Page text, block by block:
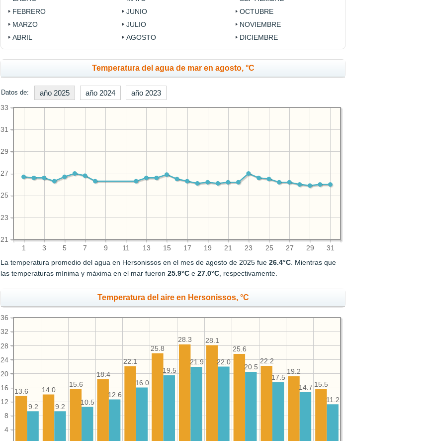
FEBRERO
MARZO
ABRIL
JUNIO
JULIO
AGOSTO
OCTUBRE
NOVIEMBRE
DICIEMBRE
Temperatura del agua de mar en agosto, °C
Datos de: año 2025 año 2024 año 2023
1 3 5 7 9 11 13 15 17 19 21 23 25 27 29 31
21
23
25
27
29
31
33
La temperatura promedio del agua en Hersonissos en el mes de agosto de 2025 fue26.4°C. Mientras que
las temperaturas mínima y máxima en el mar fueron25.9°C e27.0°C, respectivamente.
Temperatura del aire en Hersonissos, °C
4
8
12
16
20
24
28
32
36
15.5
19.2
22.2
25.6
28.1
28.3
25.8
22.1
18.4
15.6
14.0
13.6
11.2
14.7
17.5
20.5
22.0
21.9
19.5
16.0
12.6
10.5
9.2
9.2